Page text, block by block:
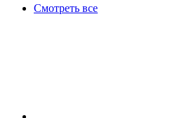
Смотреть все